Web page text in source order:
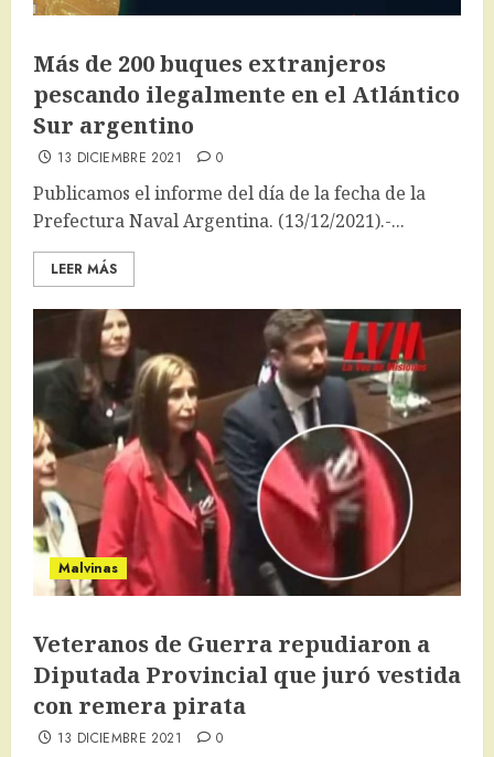
Más de 200 buques extranjeros
pescando ilegalmente en el Atlántico
Sur argentino
13 DICIEMBRE 2021 0
Publicamos el informe del día de la fecha de la
Prefectura Naval Argentina. (13/12/2021).-...
LEER MÁS
Malvinas
Veteranos de Guerra repudiaron a
Diputada Provincial que juró vestida
con remera pirata
13 DICIEMBRE 2021 0